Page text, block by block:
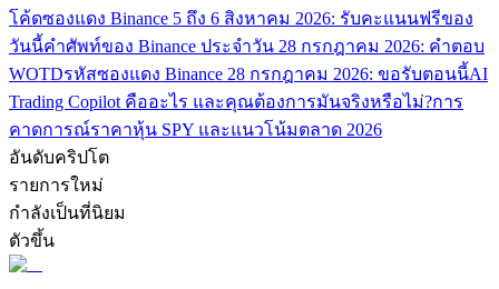
พันธมิตร Bitrue
มากถึง 65% คอมมิชชั่น!
โค้ดซองแดง Binance 5 ถึง 6 สิงหาคม 2026: รับคะแนนฟรีของ
วันนี้คำศัพท์ของ Binance ประจำวัน 28 กรกฎาคม 2026: คำตอบ
WOTDรหัสซองแดง Binance 28 กรกฎาคม 2026: ขอรับตอนนี้AI
Trading Copilot คืออะไร และคุณต้องการมันจริงหรือไม่?การ
คาดการณ์ราคาหุ้น SPY และแนวโน้มตลาด 2026
อันดับคริปโต
รายการใหม่
กำลังเป็นที่นิยม
ตัวขึ้น